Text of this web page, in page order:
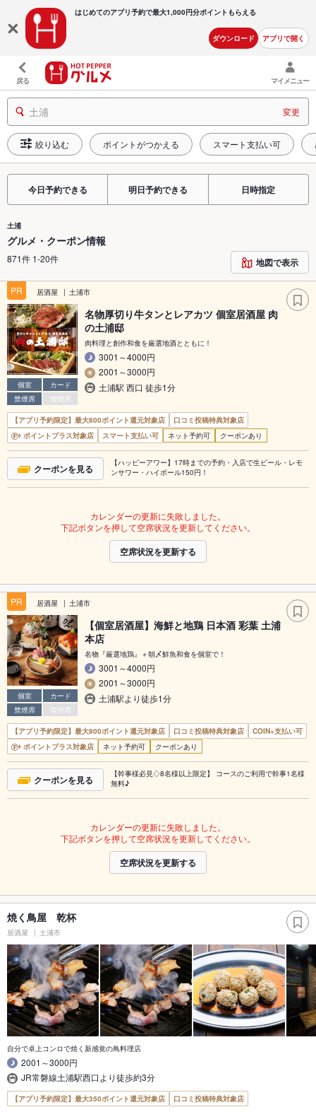
はじめてのアプリ予約で最大1,000円分ポイントもらえる
ダウンロード アプリで開く
戻る マイメニュー
土浦 変更
絞り込む ポイントがつかえる スマート支払い可
今日予約できる 明日予約できる 日時指定
土浦
グルメ・クーポン情報
871件 1-20件 地図で表示
PR 居酒屋 土浦市
個室
カード
禁煙席
喫煙席
名物厚切り牛タンとレアカツ 個室居酒屋 肉
の土浦邸
肉料理と創作和食を厳選地酒とともに！
3001～4000円
2001～3000円
土浦駅 西口 徒歩1分
【アプリ予約限定】最大800ポイント還元対象店
口コミ投稿特典対象店
ポイントプラス対象店
スマート支払い可 ネット予約可 クーポンあり
クーポンを見る
【ハッピーアワー】17時までの予約・入店で生ビール・レモ
ンサワー・ハイボール150円！
カレンダーの更新に失敗しました。
下記ボタンを押して空席状況を更新してください。
空席状況を更新する
PR 居酒屋 土浦市
個室
カード
禁煙席
喫煙席
【個室居酒屋】海鮮と地鶏 日本酒 彩葉 土浦
本店
名物『厳選地鶏』＋朝〆鮮魚和食を個室で！
3001～4000円
2001～3000円
土浦駅より徒歩1分
【アプリ予約限定】最大800ポイント還元対象店 口コミ投稿特典対象店
COIN+支払い可
ポイントプラス対象店
ネット予約可 クーポンあり
クーポンを見る
【幹事様必見◇8名様以上限定】 コースのご利用で幹事1名様
無料♪
カレンダーの更新に失敗しました。
下記ボタンを押して空席状況を更新してください。
空席状況を更新する
焼く鳥屋 乾杯
居酒屋 土浦市
自分で卓上コンロで焼く新感覚の鳥料理店
2001～3000円
JR常磐線土浦駅西口より徒歩約3分
【アプリ予約限定】最大350ポイント還元対象店 口コミ投稿特典対象店